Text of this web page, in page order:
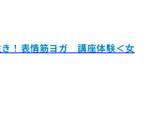
き！表情筋ヨガ 講座体験＜女